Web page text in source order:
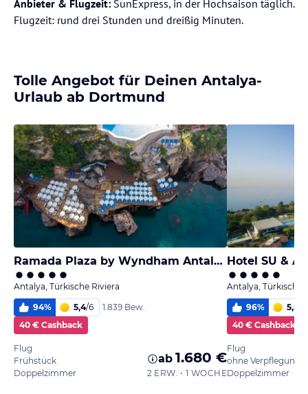
Anbieter & Flugzeit: SunExpress, in der Hochsaison täglich.
Flugzeit: rund drei Stunden und dreißig Minuten.
Tolle Angebot für Deinen Antalya-
Urlaub ab Dortmund
Ramada Plaza by Wyndham Antalya
Antalya, Türkische Riviera
94% 5,4/6
1.839 Bew.
40 € Cashback
Flug
Frühstück
Doppelzimmer
ab 1.680 €
2 ERW. • 1 WOCHE
Hotel SU &
Antalya, Türkische
96% 5,5
40 € Cashback
Flug
ohne Verpflegung
Doppelzimmer